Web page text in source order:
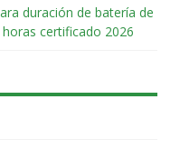
duración de batería de
certificado 2026